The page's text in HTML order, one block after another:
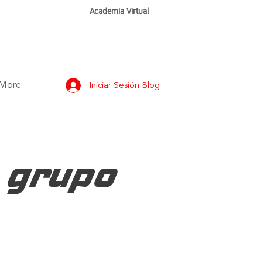
Academia Virtual
More Iniciar Sesión Blog